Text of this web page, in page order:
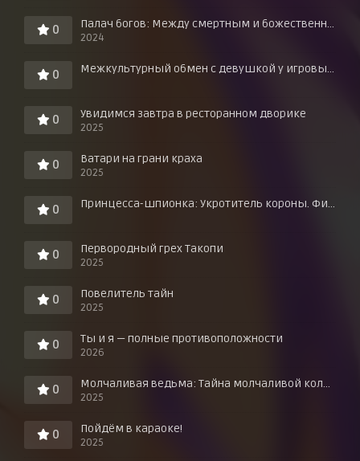
0 Палач богов: Между смертным и божественным царством
2024
0 Межкультурный обмен с девушкой у игровых автоматов
0 Увидимся завтра в ресторанном дворике
2025
0 Ватари на грани краха
2025
0 Принцесса-шпионка: Укротитель короны. Фильм третий
0 Первородный грех Такопи
2025
0 Повелитель тайн
2025
0 Ты и я — полные противоположности
2026
0 Молчаливая ведьма: Тайна молчаливой колдуньи
2025
0 Пойдём в караоке!
2025